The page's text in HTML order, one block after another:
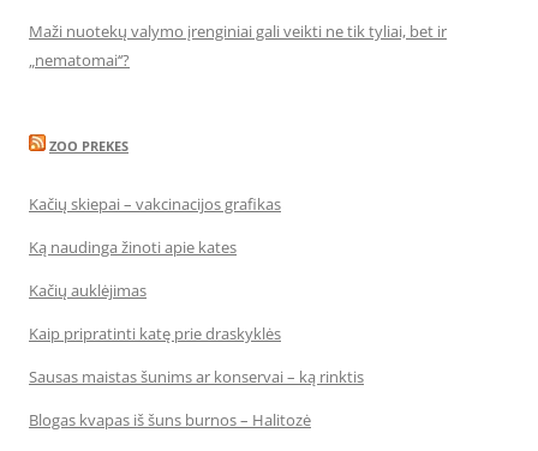
Maži nuotekų valymo įrenginiai gali veikti ne tik tyliai, bet ir
„nematomai‘‘?
ZOO PREKES
Kačių skiepai – vakcinacijos grafikas
Ką naudinga žinoti apie kates
Kačių auklėjimas
Kaip pripratinti katę prie draskyklės
Sausas maistas šunims ar konservai – ką rinktis
Blogas kvapas iš šuns burnos – Halitozė